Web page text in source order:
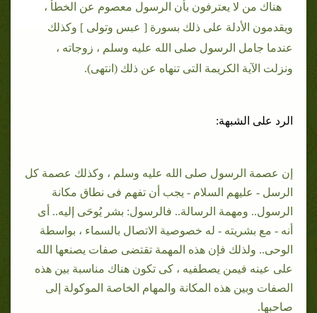
هناك من لا يعترفون بأن الرسول معصوم عن الخطأ ،
ويقدمون الأدلة على ذلك بسورة [ عبس وتولى ] وكذلك
عندما جامل الرسول صلى الله عليه وسلم ، زوجاته ،
ونزلت الآية الكريمة التى تنهاه عن ذلك (انتهى).
الرد على الشبهة:
إن عصمة الرسول صلى الله عليه وسلم ، وكذلك عصمة كل
الرسل - عليهم السلام - يجب أن تفهم فى نطاق مكانة
الرسول.. ومهمة الرسالة.. فالرسول: بشر يُوحَى إليه.. أى
أنه - مع بشريته - له خصوصية الاتصال بالسماء ، بواسطة
الوحى.. ولذلك فإن هذه المهمة تقتضى صفات يصنعها الله
على عينه فيمن يصطفيه ، كى تكون هناك مناسبة بين هذه
الصفات وبين هذه المكانة والمهام الخاصة الموكولة إلى
صاحبها.